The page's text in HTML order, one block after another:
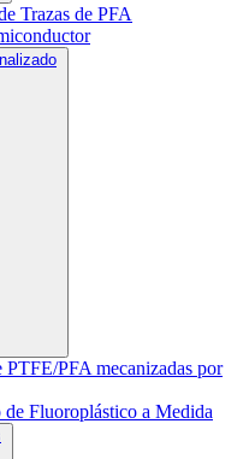
Trazas de PFA
PTFE/PFA mecanizadas por
Fluoroplástico a Medida